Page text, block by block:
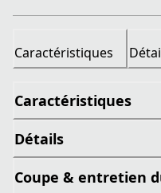
Caractéristiques
Caractéristiques
Détails
Coupe & entretien